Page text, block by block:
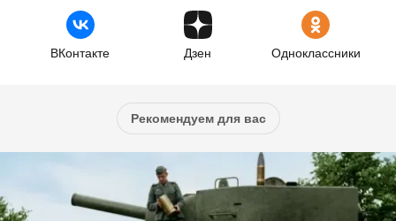
ВКонтакте Дзен Одноклассники
Рекомендуем для вас